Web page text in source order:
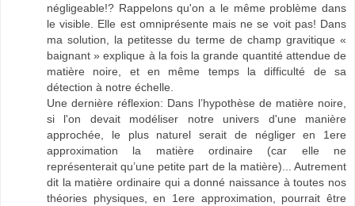
négligeable!? Rappelons qu'on a le même problème dans
le visible. Elle est omniprésente mais ne se voit pas! Dans
ma solution, la petitesse du terme de champ gravitique «
baignant » explique à la fois la grande quantité attendue de
matière noire, et en même temps la difficulté de sa
détection à notre échelle.
Une dernière réflexion: Dans l’hypothèse de matière noire,
si l'on devait modéliser notre univers d'une manière
approchée, le plus naturel serait de négliger en 1ere
approximation la matière ordinaire (car elle ne
représenterait qu’une petite part de la matière)... Autrement
dit la matière ordinaire qui a donné naissance à toutes nos
théories physiques, en 1ere approximation, pourrait être